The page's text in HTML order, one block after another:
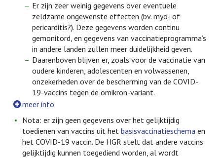
Er zijn zeer weinig gegevens over eventuele
zeldzame ongewenste effecten (bv. myo- of
pericarditis?). Deze gegevens worden continu
gemonitord, en gegevens van vaccinatieprogramma’s
in andere landen zullen meer duidelijkheid geven.
Daarenboven blijven er, zoals voor de vaccinatie van
oudere kinderen, adolescenten en volwassenen,
onzekerheden over de bescherming van de COVID-
19-vaccins tegen de omikron-variant.
meer info
Nota: er zijn geen gegevens over het gelijktijdig
toedienen van vaccins uit het basisvaccinatieschema en
het COVID-19 vaccin. De HGR stelt dat andere vaccins
gelijktijdig kunnen toegediend worden, al wordt